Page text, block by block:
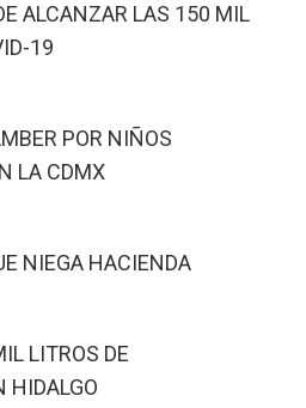
ALCANZAR LAS 150 MIL
19
POR NIÑOS
LA CDMX
NIEGA HACIENDA
LITROS DE
HIDALGO